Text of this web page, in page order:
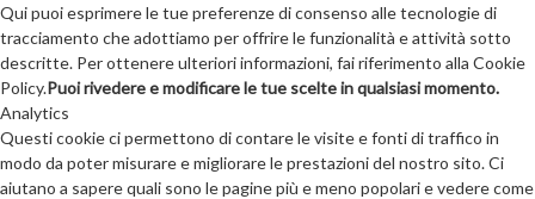
Qui puoi esprimere le tue preferenze di consenso alle tecnologie di
tracciamento che adottiamo per offrire le funzionalità e attività sotto
descritte. Per ottenere ulteriori informazioni, fai riferimento alla Cookie
Policy.Puoi rivedere e modificare le tue scelte in qualsiasi momento.
Analytics
Questi cookie ci permettono di contare le visite e fonti di traffico in
modo da poter misurare e migliorare le prestazioni del nostro sito. Ci
aiutano a sapere quali sono le pagine più e meno popolari e vedere come